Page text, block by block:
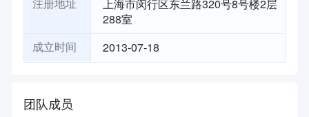
注册地址
上海市闵行区东兰路320号8号楼2层
288室
成立时间 2013-07-18
团队成员